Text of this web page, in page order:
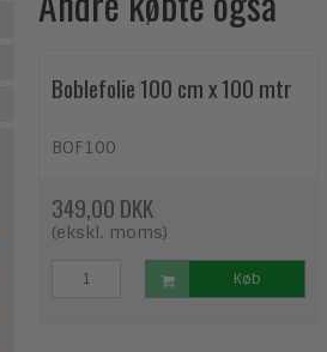
Boblefolie 100 cm x 100 mtr
BOF100
349,00 DKK
(ekskl. moms)
Køb